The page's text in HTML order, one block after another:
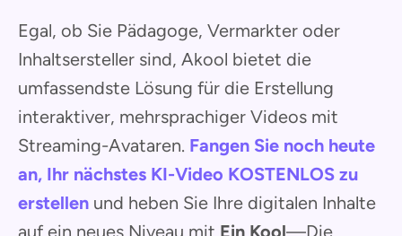
Egal, ob Sie Pädagoge, Vermarkter oder
Inhaltsersteller sind, Akool bietet die
umfassendste Lösung für die Erstellung
interaktiver, mehrsprachiger Videos mit
Streaming-Avataren. Fangen Sie noch heute
an, Ihr nächstes KI-Video KOSTENLOS zu
erstellen und heben Sie Ihre digitalen Inhalte
auf ein neues Niveau mit Ein Kool—Die